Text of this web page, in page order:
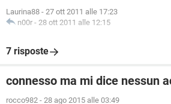
Laurina88 - 27 ott 2011 alle 17:23
n00r - 28 ott 2011 alle 12:15
7 risposte
connesso ma mi dice nessun
rocco982 - 28 ago 2015 alle 03:49